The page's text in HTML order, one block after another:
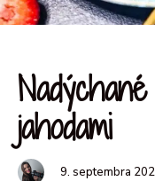
jahodami
9. septembra